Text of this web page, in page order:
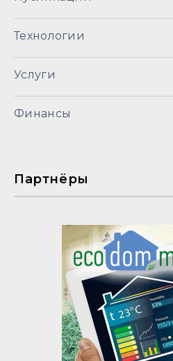
Технологии
Услуги
Финансы
Партнёры